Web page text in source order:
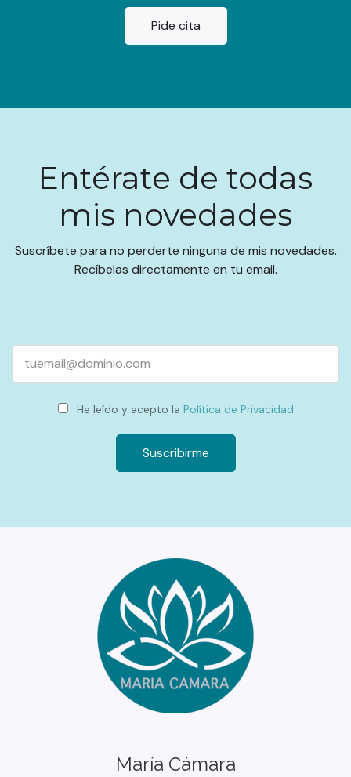
Pide cita
Entérate de todas
mis novedades
Suscríbete para no perderte ninguna de mis novedades.
Recíbelas directamente en tu email.
He leído y acepto la Política de Privacidad
María Cámara